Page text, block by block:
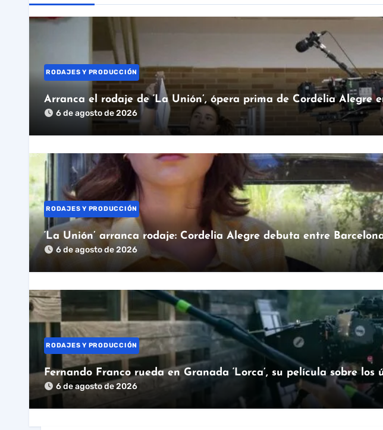
RODAJES Y PRODUCCIÓN
Arranca el rodaje de ‘La Unión’, ópera prima de Cordelia Alegre
6 de agosto de 2026
RODAJES Y PRODUCCIÓN
‘La Unión’ arranca rodaje: Cordelia Alegre debuta entre
6 de agosto de 2026
RODAJES Y PRODUCCIÓN
Fernando Franco rueda en Granada ‘Lorca’, su película sobre
6 de agosto de 2026